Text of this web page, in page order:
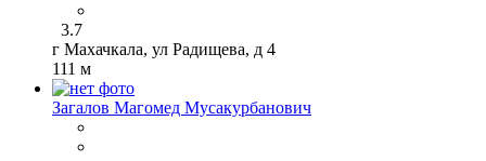
3.7
г Махачкала, ул Радищева, д 4
111 м
Загалов Магомед Мусакурбанович